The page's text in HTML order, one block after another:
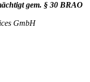
gem. § 30 BRAO
GmbH